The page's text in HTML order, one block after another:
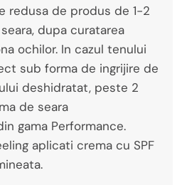
redusa de produs de 1-2
dupa curatarea
ochilor. In cazul tenului
sub forma de ingrijire de
deshidratat, peste 2
de seara
gama Performance.
aplicati crema cu SPF